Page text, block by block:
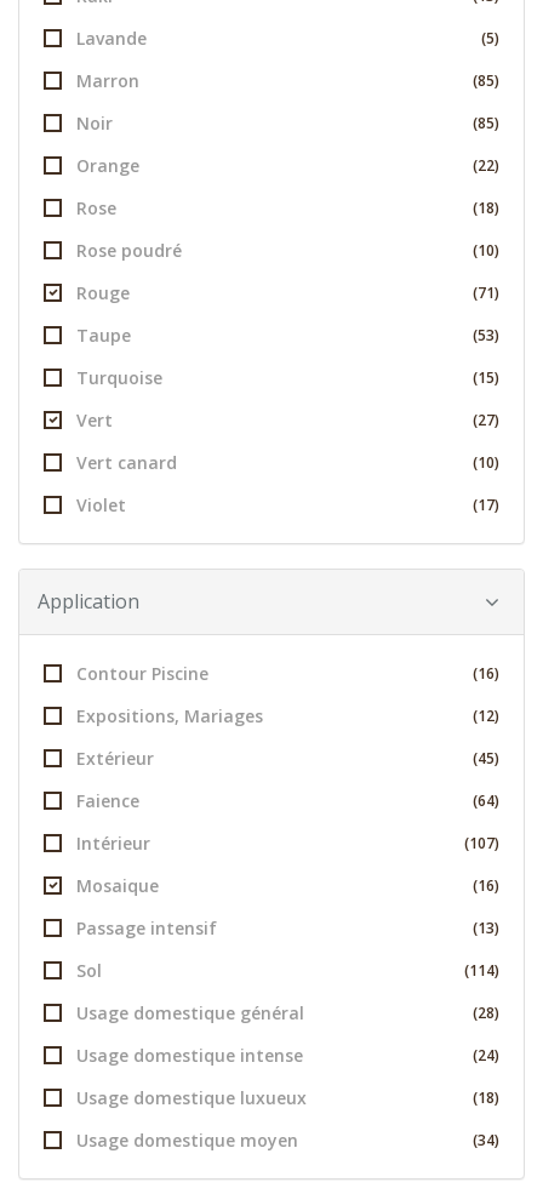
Lavande (5)
Marron (85)
Noir (85)
Orange (22)
Rose (18)
Rose poudré (10)
Rouge (71)
Taupe (53)
Turquoise (15)
Vert (27)
Vert canard (10)
Violet (17)
Application
Contour Piscine (16)
Expositions, Mariages (12)
Extérieur (45)
Faience (64)
Intérieur (107)
Mosaique (16)
Passage intensif (13)
Sol (114)
Usage domestique général (28)
Usage domestique intense (24)
Usage domestique luxueux (18)
Usage domestique moyen (34)